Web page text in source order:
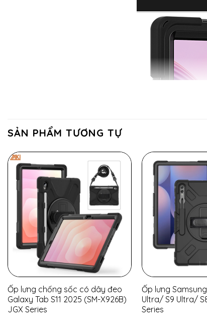
SẢN PHẨM TƯƠNG TỰ
Ốp lưng chống sốc có dây đeo
Galaxy Tab S11 2025 (SM-X926B)
JGX Series
Ốp lưng
Ultra/ S9 Ultra/
Series